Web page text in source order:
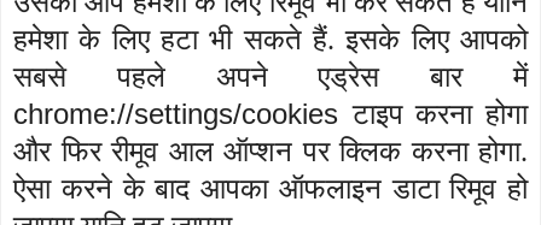
हमेशा के लिए हटा भी सकते हैं. इसके लिए आपको
सबसे पहले अपने एड्रेस बार में
chrome://settings/cookiesटाइप करना होगा
और फिर रीमूव आल ऑप्शन पर क्लिक करना होगा.
ऐसा करने के बाद आपका ऑफलाइन डाटा रिमूव हो